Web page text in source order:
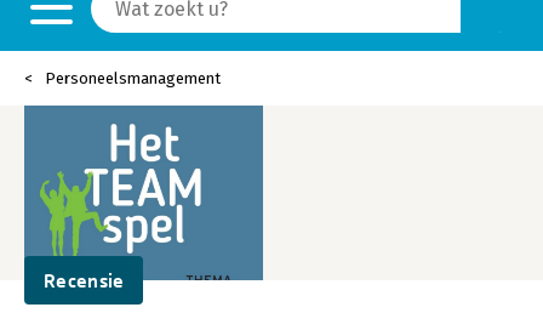
Personeelsmanagement
Recensie